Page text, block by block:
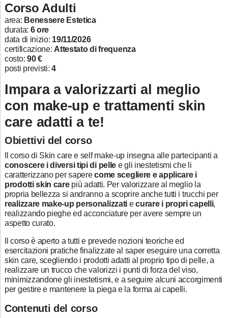
Corso Adulti
area: Benessere Estetica
durata: 6 ore
data di inizio: 19/11/2026
certificazione: Attestato di frequenza
costo: 90 €
posti previsti:4
Impara a valorizzarti al meglio
con make-up e trattamenti skin
care adatti a te!
Obiettivi del corso
Il corso di Skin care e self make-up insegna alle partecipanti a
conoscere i diversi tipi di pelle e gli inestetismi che li
caratterizzano per saperecome scegliere e applicare i
prodotti skin carepiù adatti. Per valorizzare al meglio la
propria bellezza si andranno a scoprire anche tutti i trucchi per
realizzare make-up personalizzati ecurare i propri capelli,
realizzando pieghe ed acconciature per avere sempre un
aspetto curato.
Il corso è aperto a tutti e prevede nozioni teoriche ed
esercitazioni pratiche finalizzate al saper eseguire una corretta
skin care, scegliendo i prodotti adatti al proprio tipo di pelle, a
realizzare un trucco che valorizzi i punti di forza del viso,
minimizzandone gli inestetismi, e a seguire alcuni accorgimenti
per gestire e mantenere la piega e la forma ai capelli.
Contenuti del corso